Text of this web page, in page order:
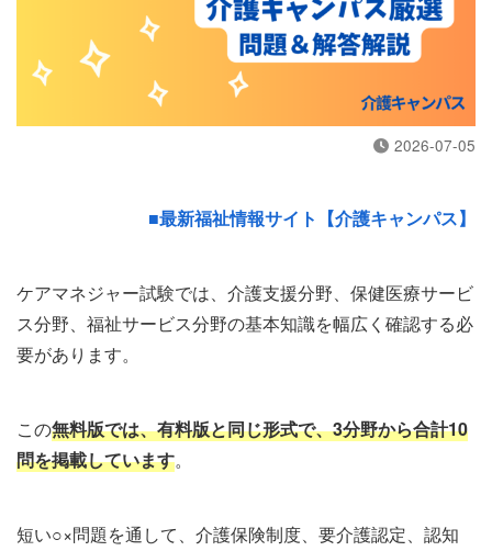
2026-07-05
■最新福祉情報サイト【介護キャンパス】
ケアマネジャー試験では、介護支援分野、保健医療サービ
ス分野、福祉サービス分野の基本知識を幅広く確認する必
要があります。
この無料版では、有料版と同じ形式で、3分野から合計10
問を掲載しています。
短い○×問題を通して、介護保険制度、要介護認定、認知